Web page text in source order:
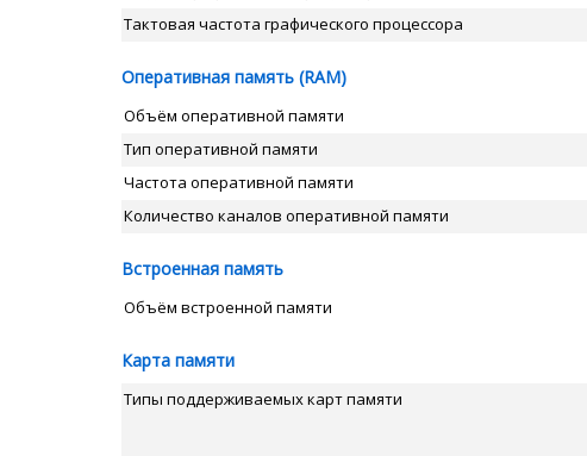
Тактовая частота графического процессора
Оперативная память (RAM)
Объём оперативной памяти
Тип оперативной памяти
Частота оперативной памяти
Количество каналов оперативной памяти
Встроенная память
Объём встроенной памяти
Карта памяти
Типы поддерживаемых карт памяти